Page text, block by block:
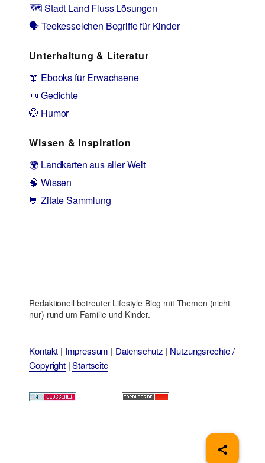
🗺️ Stadt Land Fluss Lösungen
🗣️ Teekesselchen Begriffe für Kinder
Unterhaltung & Literatur
📖 Ebooks für Erwachsene
📜 Gedichte
🤭 Humor
Wissen & Inspiration
🌍 Landkarten aus aller Welt
🧠 Wissen
💬 Zitate Sammlung
Redaktionell betreuter Lifestyle Blog mit Themen (nicht
nur) rund um Familie und Kinder.
Kontakt | Impressum | Datenschutz | Nutzungsrechte /
Copyright|Startseite